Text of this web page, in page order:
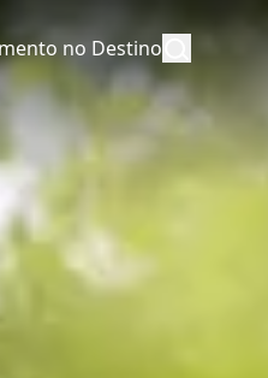
no Destino